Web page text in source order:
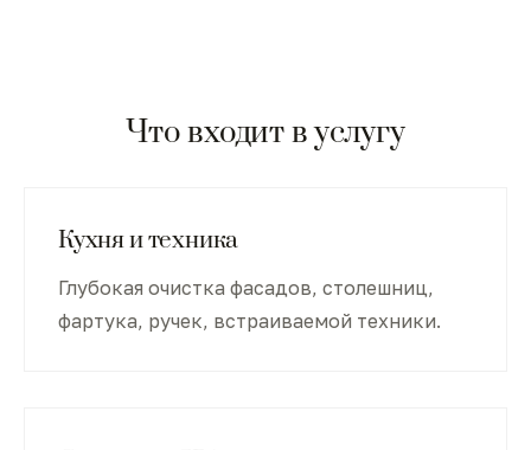
Что входит в услугу
Кухня и техника
Глубокая очистка фасадов, столешниц,
фартука, ручек, встраиваемой техники.